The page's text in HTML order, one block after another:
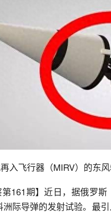
入飞行器（MIRV）的东
第161期】近日，据俄罗
际导弹的发射试验。最